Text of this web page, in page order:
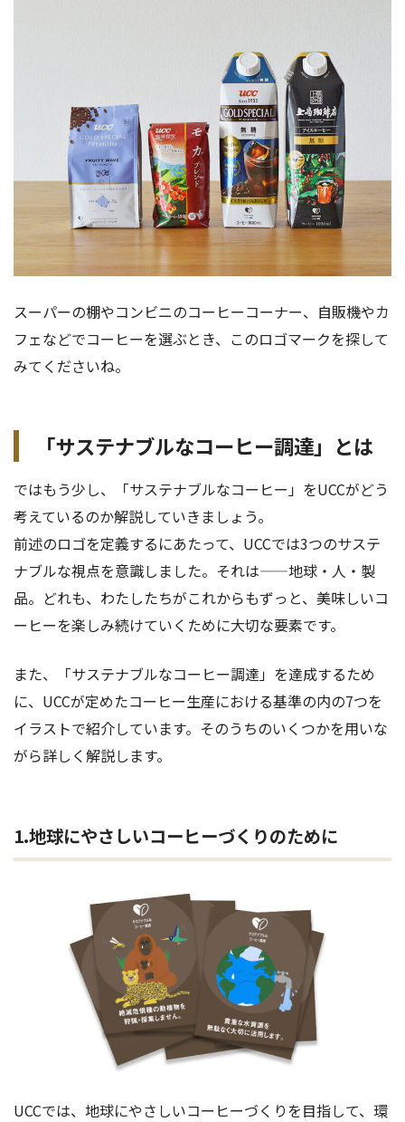
スーパーの棚やコンビニのコーヒーコーナー、自販機やカ
フェなどでコーヒーを選ぶとき、このロゴマークを探して
みてくださいね。
「サステナブルなコーヒー調達」とは
ではもう少し、「サステナブルなコーヒー」をUCCがどう
考えているのか解説していきましょう。
前述のロゴを定義するにあたって、UCCでは3つのサステ
ナブルな視点を意識しました。それは——地球・人・製
品。どれも、わたしたちがこれからもずっと、美味しいコ
ーヒーを楽しみ続けていくために大切な要素です。
また、「サステナブルなコーヒー調達」を達成するため
に、UCCが定めたコーヒー生産における基準の内の7つを
イラストで紹介しています。そのうちのいくつかを用いな
がら詳しく解説します。
1.地球にやさしいコーヒーづくりのために
UCCでは、地球にやさしいコーヒーづくりを目指して、環